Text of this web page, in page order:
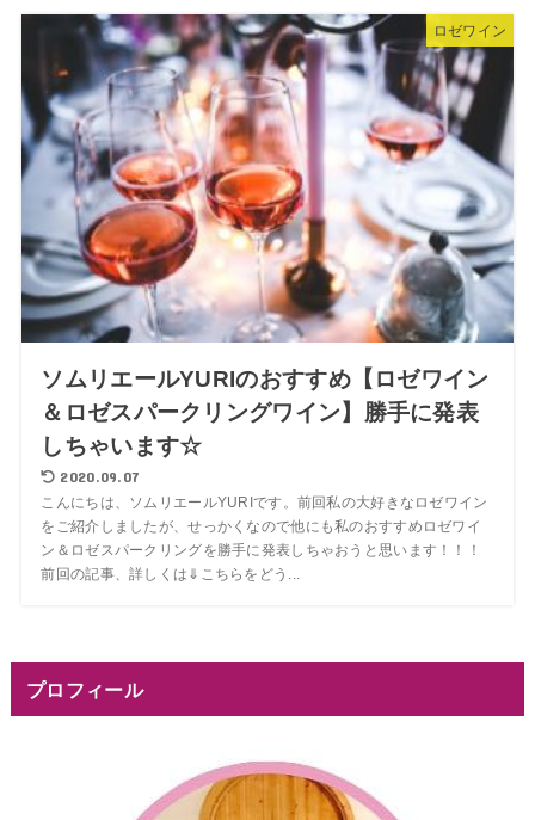
ロゼワイン
ソムリエールYURIのおすすめ【ロゼワイン
＆ロゼスパークリングワイン】勝手に発表
しちゃいます☆
2020.09.07
こんにちは、ソムリエールYURIです。前回私の大好きなロゼワイン
をご紹介しましたが、せっかくなので他にも私のおすすめロゼワイ
ン＆ロゼスパークリングを勝手に発表しちゃおうと思います！！！
前回の記事、詳しくは⇓こちらをどう...
プロフィール